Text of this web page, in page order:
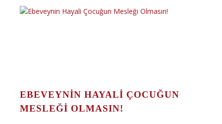
EBEVEYNIN HAYALI ÇOCUĞUN
MESLEĞI OLMASIN!